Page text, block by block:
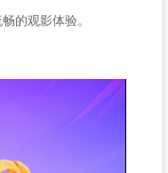
的观影体验。